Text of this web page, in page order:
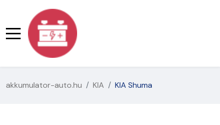
akkumulator-auto.hu KIA KIA Shuma